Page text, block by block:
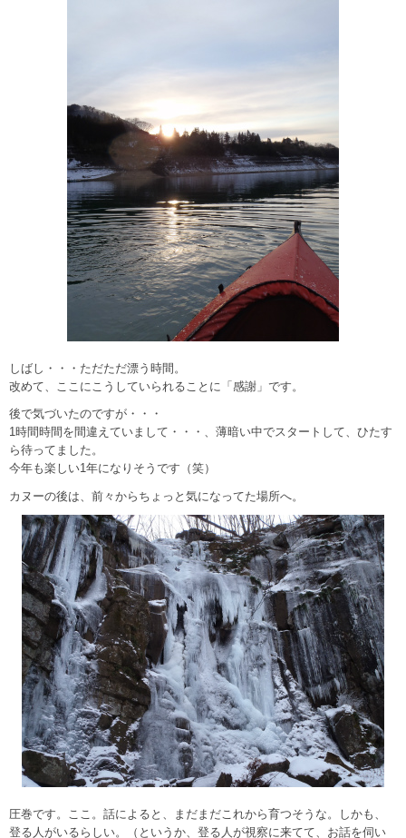
しばし・・・ただただ漂う時間。
改めて、ここにこうしていられることに「感謝」です。
後で気づいたのですが・・・
1時間時間を間違えていまして・・・、薄暗い中でスタートして、ひたす
ら待ってました。
今年も楽しい1年になりそうです（笑）
カヌーの後は、前々からちょっと気になってた場所へ。
圧巻です。ここ。話によると、まだまだこれから育つそうな。しかも、
登る人がいるらしい。（というか、登る人が視察に来てて、お話を伺い